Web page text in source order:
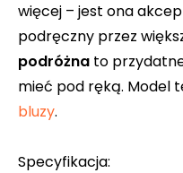
więcej – jest ona
podręczny przez
podróżna to
mieć pod ręką. Model
bluzy.
Specyfikacja: